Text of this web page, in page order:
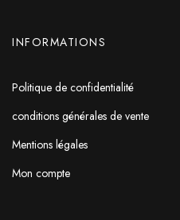
INFORMATIONS
Politique de confidentialité
conditions générales de vente
Mentions légales
Mon compte